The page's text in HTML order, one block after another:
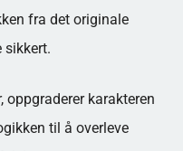
fra det originale
sikkert.
oppgraderer karakteren
til å overleve